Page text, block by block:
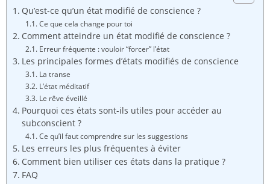
Qu’est-ce qu’un état modifié de conscience ?
Ce que cela change pour toi
Comment atteindre un état modifié de conscience ?
Erreur fréquente : vouloir “forcer” l’état
Les principales formes d’états modifiés de conscience
La transe
L’état méditatif
Le rêve éveillé
Pourquoi ces états sont-ils utiles pour accéder au
subconscient ?
Ce qu’il faut comprendre sur les suggestions
Les erreurs les plus fréquentes à éviter
Comment bien utiliser ces états dans la pratique ?
FAQ